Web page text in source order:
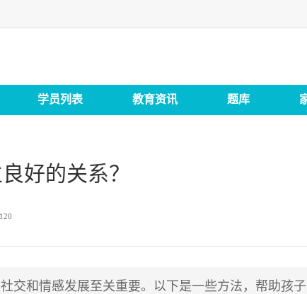
学员列表 教育资讯 题库
好的关系？
交和情感发展至关重要。以下是一些方法，帮助孩